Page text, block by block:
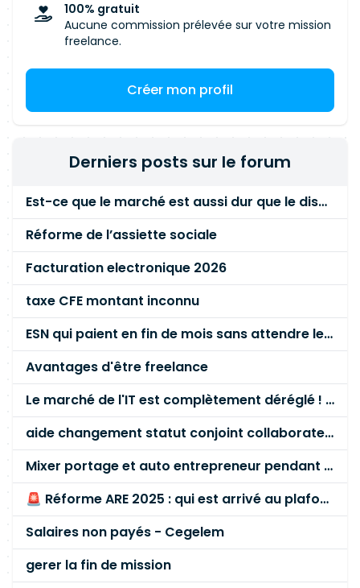
100% gratuit
Aucune commission prélevée sur votre mission
freelance.
Créer mon profil
Derniers posts sur le forum
Est-ce que le marché est aussi dur que le disent les commerciaux ?
Réforme de l’assiette sociale
Facturation electronique 2026
taxe CFE montant inconnu
ESN qui paient en fin de mois sans attendre le paiement client ?
Avantages d'être freelance
Le marché de l'IT est complètement déréglé ! STOP à cette mascarade ! Il faut s'unir et résister !
aide changement statut conjoint collaborateur
Mixer portage et auto entrepreneur pendant des années - quel risque ?
🚨 Réforme ARE 2025 : qui est arrivé au plafond des 60 % en gardant son entreprise ?
Salaires non payés - Cegelem
gerer la fin de mission